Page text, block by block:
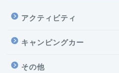
アクティビティ
キャンピングカー
その他